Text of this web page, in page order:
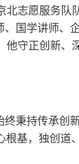
北志愿服务队
、国学讲师、
他守正创新、
终秉持传承创
根基，独创道